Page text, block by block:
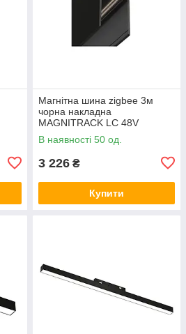
Магнітна шина zigbee 3м
чорна накладна
MAGNITRACK LC 48V
LTRzigbee-MT430-out
В наявності 50 од.
3 226 ₴
Купити